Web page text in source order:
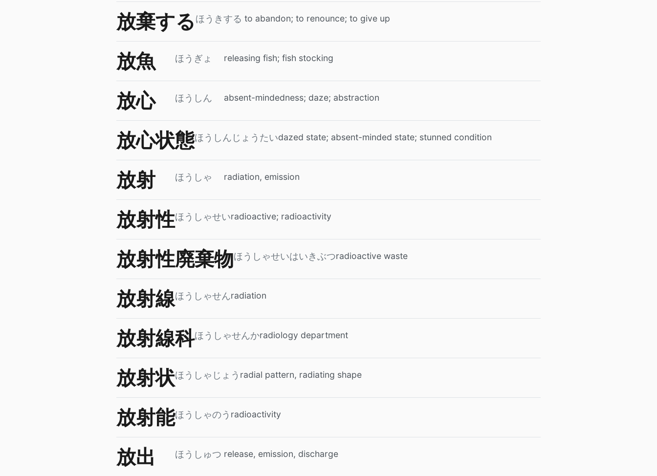
放棄する ほうきする to abandon; to renounce; to give up
放魚 ほうぎょ releasing fish; fish stocking
放心 ほうしん absent-mindedness; daze; abstraction
放心状態ほうしんじょうたいdazed state; absent-minded state; stunned condition
放射 ほうしゃ radiation, emission
放射性ほうしゃせいradioactive; radioactivity
放射性廃棄物ほうしゃせいはいきぶつradioactive waste
放射線ほうしゃせんradiation
放射線科ほうしゃせんかradiology department
放射状ほうしゃじょう radial pattern, radiating shape
放射能ほうしゃのう radioactivity
放出 ほうしゅつ release, emission, discharge